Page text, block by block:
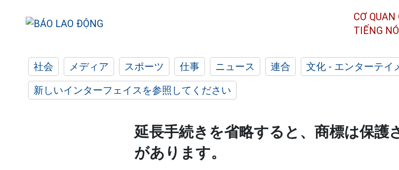
CƠ
TIẾNG
社会 メディア スポーツ 仕事 ニュース 連合 文化 - エンターテイ
新しいインターフェイスを参照してください
延長手続きを省略すると、商標は保護
があります。